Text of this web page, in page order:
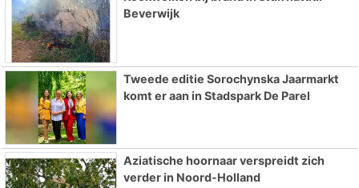
Beverwijk
Tweede editie Sorochynska Jaarmarkt
komt er aan in Stadspark De Parel
Aziatische hoornaar verspreidt zich
verder in Noord-Holland